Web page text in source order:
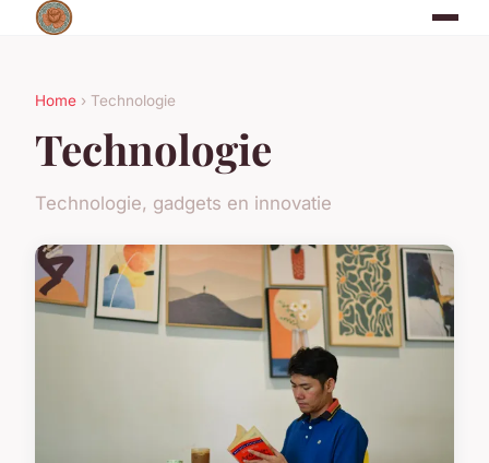
Home › Technologie
Technologie
Technologie, gadgets en innovatie